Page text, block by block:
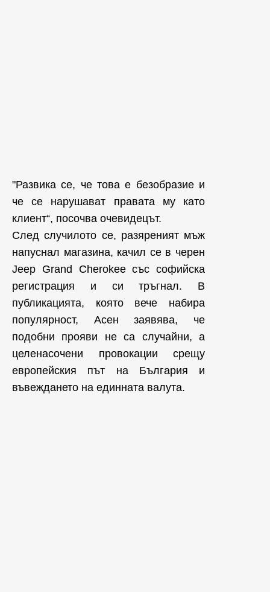
"Развика се, че това е безобразие и
че се нарушават правата му като
клиент“, посочва очевидецът.
След случилото се, разяреният мъж
напуснал магазина, качил се в черен
Jeep Grand Cherokee със софийска
регистрация и си тръгнал. В
публикацията, която вече набира
популярност, Асен заявява, че
подобни прояви не са случайни, а
целенасочени провокации срещу
европейския път на България и
въвеждането на единната валута.